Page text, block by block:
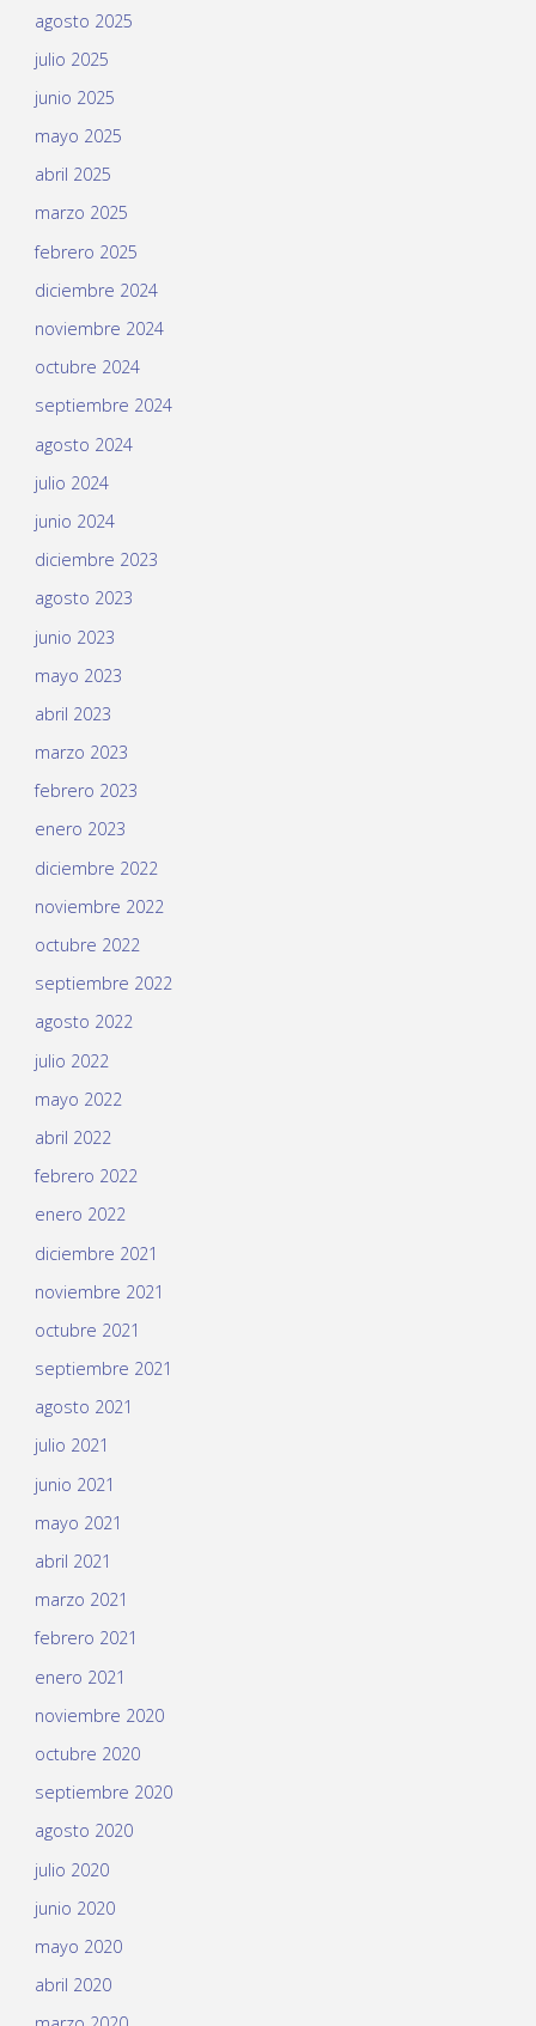
agosto 2025
julio 2025
junio 2025
mayo 2025
abril 2025
marzo 2025
febrero 2025
diciembre 2024
noviembre 2024
octubre 2024
septiembre 2024
agosto 2024
julio 2024
junio 2024
diciembre 2023
agosto 2023
junio 2023
mayo 2023
abril 2023
marzo 2023
febrero 2023
enero 2023
diciembre 2022
noviembre 2022
octubre 2022
septiembre 2022
agosto 2022
julio 2022
mayo 2022
abril 2022
febrero 2022
enero 2022
diciembre 2021
noviembre 2021
octubre 2021
septiembre 2021
agosto 2021
julio 2021
junio 2021
mayo 2021
abril 2021
marzo 2021
febrero 2021
enero 2021
noviembre 2020
octubre 2020
septiembre 2020
agosto 2020
julio 2020
junio 2020
mayo 2020
abril 2020